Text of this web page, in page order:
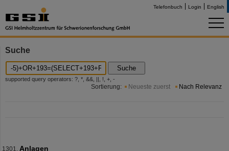
Telefonbuch Login English
Suche
Suche
supported query operators: ?, *, &&, ||, !, +, -
Sortierung: Neueste zuerst Nach Relevanz
Anlagen